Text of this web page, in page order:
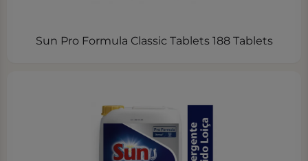
Sun Pro Formula Classic Tablets 188 Tablets